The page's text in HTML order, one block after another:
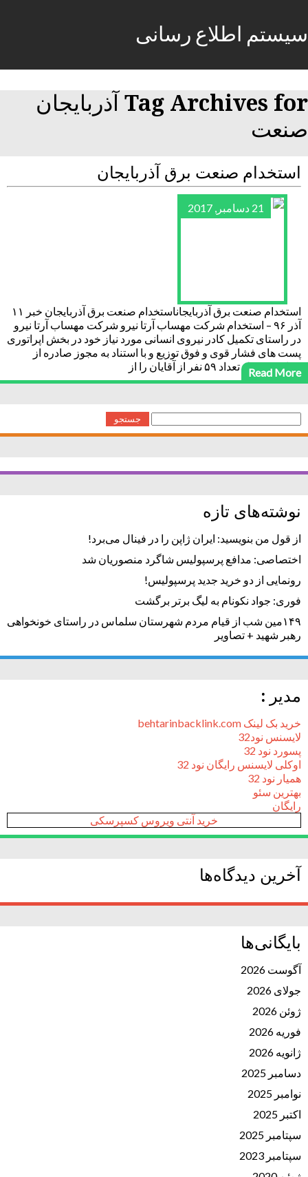
سیستم اطلاع رسانی
Tag Archives for آذربایجان
صنعت
استخدام صنعت برق آذربایجان
21 دسامبر, 2017
استخدام صنعت برق آذربایجاناستخدام صنعت برق آذربایجان خبر ۱۱
آذر ۹۶ – استخدام شرکت مهساب آرتا نیرو شرکت مهساب آرتا نیرو
در راستای تکمیل کادر نیروی انسانی مورد نیاز خود در بخش اپراتوری
پست های فشار قوی و فوق توزیع و با استناد به مجوز صادره از
مراکز ذیربط، تعداد ۵۹ نفر از آقایان را از
Read More
جستجو
برای:
نوشته‌های تازه
از قول من بنویسید: ایران ژاپن را در فینال می‌برد!
اختصاصی: مدافع پرسپولیس شاگرد منصوریان شد
رونمایی از دو خرید جدید پرسپولیس!
فوری: جواد نکونام به لیگ برتر برگشت
۱۴۹مین شب از قیام مردم شهرستان سلماس در راستای خونخواهی
رهبر شهید + تصاویر
مدیر :
خرید بک لینک behtarinbacklink.com
لایسنس نود32
پسورد نود 32
اوکلی لایسنس رایگان نود 32
همیار نود 32
بهترین سئو
رایگان
خرید آنتی ویروس کسپرسکی
آخرین دیدگاه‌ها
بایگانی‌ها
آگوست 2026
جولای 2026
ژوئن 2026
فوریه 2026
ژانویه 2026
دسامبر 2025
نوامبر 2025
اکتبر 2025
سپتامبر 2025
سپتامبر 2023